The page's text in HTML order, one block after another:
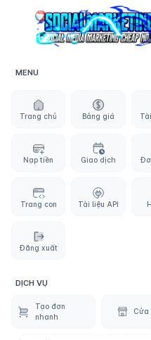
MENU
Trang chủ Bảng giá
Nạp tiền Giao dịch
Trang con Tài liệu API
Đăng xuất
DỊCH VỤ
Tạo đơn
nhanh
Cửa